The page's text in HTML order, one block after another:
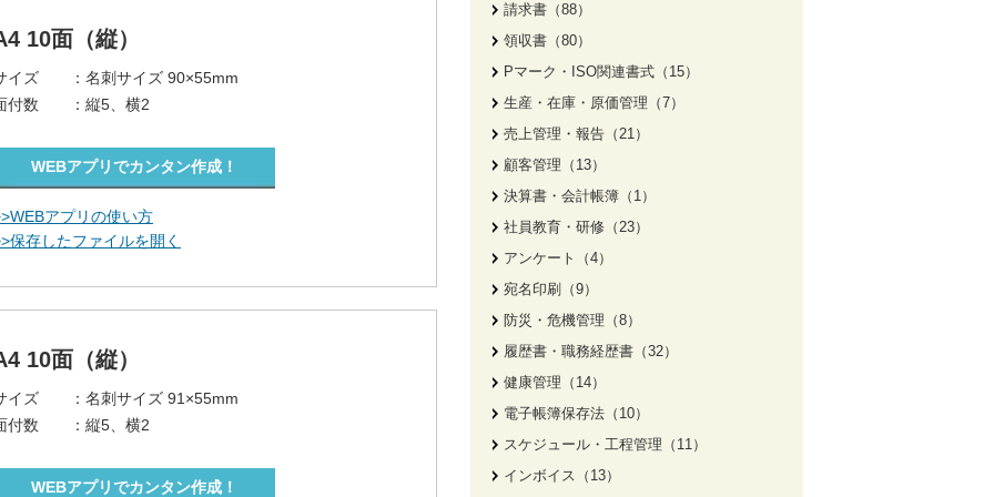
10面（縦）
イズ ： 名刺サイズ 90×55mm
付数 ： 縦5、横2
WEBアプリでカンタン作成！
アプリの使い方
保存したファイルを開く
10面（縦）
イズ ： 名刺サイズ 91×55mm
付数 ： 縦5、横2
WEBアプリでカンタン作成！
請求書（88）
領収書（80）
Pマーク・ISO関連書式（15）
生産・在庫・原価管理（7）
売上管理・報告（21）
顧客管理（13）
決算書・会計帳簿（1）
社員教育・研修（23）
アンケート（4）
宛名印刷（9）
防災・危機管理（8）
履歴書・職務経歴書（32）
健康管理（14）
電子帳簿保存法（10）
スケジュール・工程管理（11）
インボイス（13）